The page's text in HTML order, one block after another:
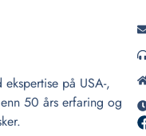
på USA-,
50 års erfaring og